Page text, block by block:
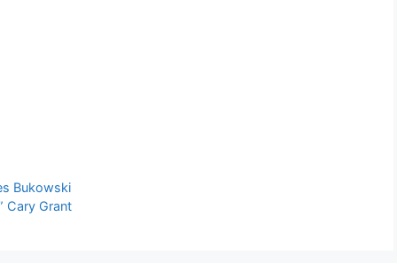
Bukowski
Cary Grant